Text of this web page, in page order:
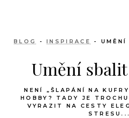
BLOG -INSPIRACE - UMĚNÍ
Umění
NENÍ „ŠLAPÁNÍ NA
HOBBY? TADY JE
VYRAZIT NA CESTY
STRESU...